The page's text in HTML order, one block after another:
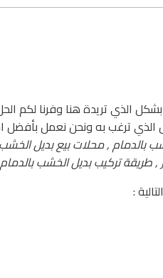
تريدة هنا وفرنا لكم
ترغب به ونحن نعمل
بالدمام , محلات بيع بديل
, طريقة تركيب بديل الخشب
: